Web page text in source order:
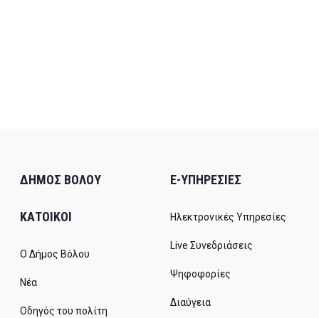
ΔΗΜΟΣ ΒΟΛΟΥ
ΚΑΤΟΙΚΟΙ
Ο Δήμος Βόλου
Νέα
Οδηγός του πολίτη
E-ΥΠΗΡΕΣΙΕΣ
Ηλεκτρονικές Υπηρεσίες
Live Συνεδριάσεις
Ψηφοφορίες
Διαύγεια